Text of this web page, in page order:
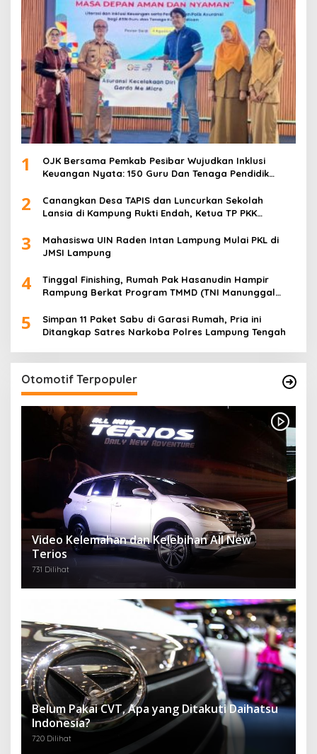
1
OJK Bersama Pemkab Pesibar Wujudkan Inklusi
Keuangan Nyata: 150 Guru Dan Tenaga Pendidik
2
Canangkan Desa TAPIS dan Luncurkan Sekolah
Lansia di Kampung Rukti Endah, Ketua TP PKK
Desa
3
Mahasiswa UIN Raden Intan Lampung Mulai PKL di
JMSI Lampung
4
Tinggal Finishing, Rumah Pak Hasanudin Hampir
Rampung Berkat Program TMMD (TNI Manunggal
5
Simpan 11 Paket Sabu di Garasi Rumah, Pria ini
Ditangkap Satres Narkoba Polres Lampung Tengah
Otomotif Terpopuler
Video Kelemahan dan Kelebihan All New
Terios
731 Dilihat
Belum Pakai CVT, Apa yang Ditakuti Daihatsu
Indonesia?
720 Dilihat